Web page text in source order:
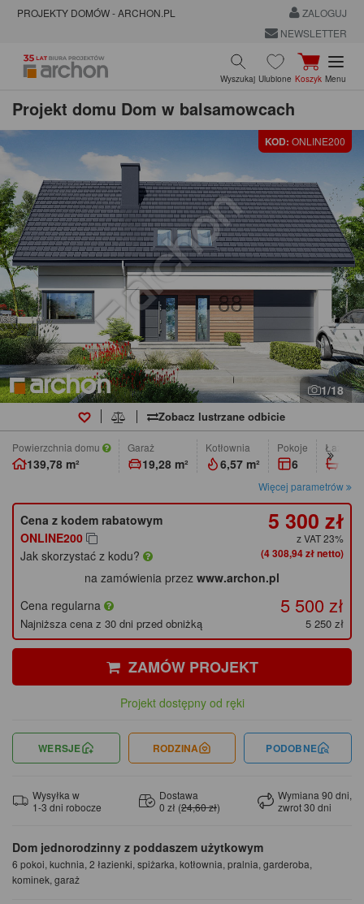
PROJEKTY DOMÓW - ARCHON.PL
ZALOGUJ
NEWSLETTER
Wyszukaj Ulubione Koszyk Menu
Projekt domu Dom w balsamowcach
KOD: ONLINE200
1/18
Zobacz lustrzane odbicie
Powierzchnia domu
139,78 m²
Garaż
19,28 m²
Kotłownia
6,57 m²
pokoje
6
Więcej parametrów
Dom jednorodzinny z poddaszem użytkowym
6 pokoi, kuchnia, 2 łazienki, spiżarka, kotłownia, pralnia, garderoba,
kominek, garaż
Cena z kodem rabatowym
ONLINE200
Jak skorzystać z kodu?
5 300 zł
z VAT 23%
(4 308,94 zł netto)
na zamówienia przez www.archon.pl
Cena regularna
5 500 zł
Najniższa cena z 30 dni przed obniżką 5 250 zł
ZAMÓW PROJEKT
Projekt dostępny od ręki
WERSJE RODZINA PODOBNE
Wysyłka w
1-3 dni robocze
Dostawa
0 zł (24,60 zł)
Wymiana 90 dni,
zwrot 30 dni